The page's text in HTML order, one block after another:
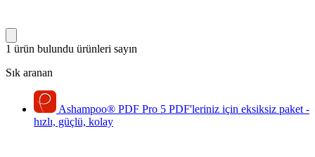
1 ürün bulundu ürünleri sayın
Sık aranan
Ashampoo® PDF Pro 5 PDF'leriniz için eksiksiz paket -
hızlı, güçlü, kolay